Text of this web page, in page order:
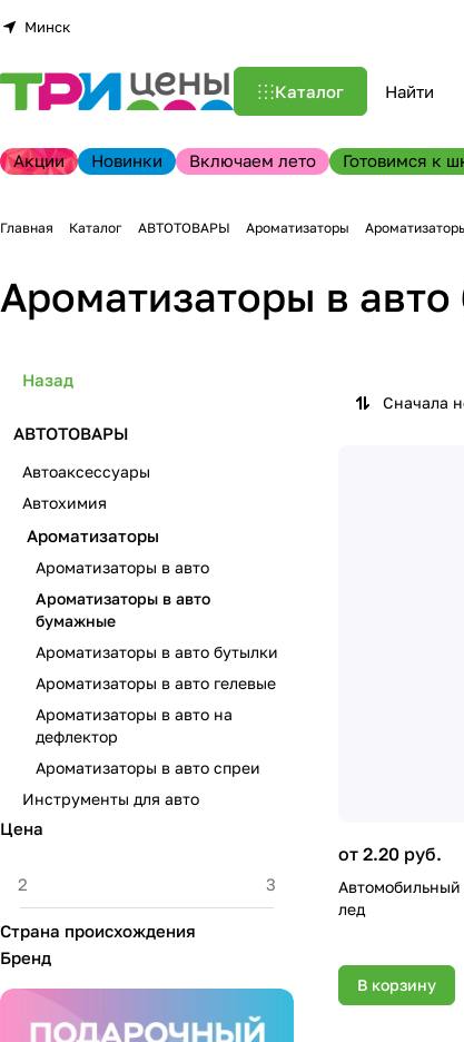
Минск
Каталог
Акции Новинки Включаем лето Готовимся к
Главная Каталог АВТОТОВАРЫ Ароматизаторы
Ароматизаторы в
Сначала
от 2.20 руб.
лед
В корзину
Назад
АВТОТОВАРЫ
Автоаксессуары
Автохимия
Ароматизаторы
Ароматизаторы в авто
Ароматизаторы в авто
бумажные
Ароматизаторы в авто бутылки
Ароматизаторы в авто гелевые
Ароматизаторы в авто на
дефлектор
Ароматизаторы в авто спреи
Инструменты для авто
Цена
Страна происхождения
Бренд